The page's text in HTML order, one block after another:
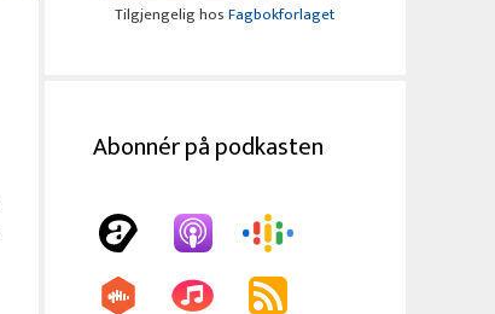
Tilgjengelig hosFagbokforlaget
Abonnér på podkasten